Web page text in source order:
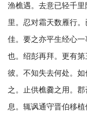
渔樵遇。去意已轻千
里。忍对霜天数雁行
佳。要之亦平生经心
也。绍彭再拜。更有
彼。不知失去何处。
之。止供樵爨之用。
息。辄讽通守晋伯移